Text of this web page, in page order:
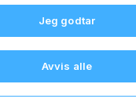
Jeg godtar
Avvis alle